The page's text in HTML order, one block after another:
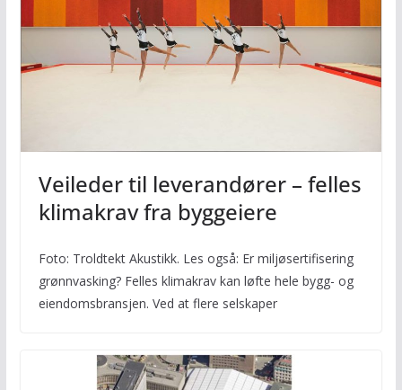
Veileder til leverandører – felles
klimakrav fra byggeiere
Foto: Troldtekt Akustikk. Les også: Er miljøsertifisering
grønnvasking? Felles klimakrav kan løfte hele bygg- og
eiendomsbransjen. Ved at flere selskaper